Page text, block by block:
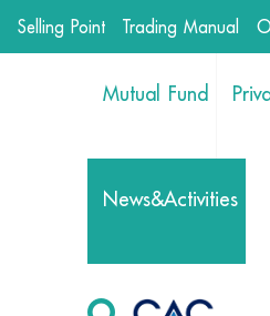
Selling Point Trading Manual
Mutual Fund
News&Activities